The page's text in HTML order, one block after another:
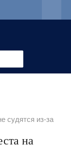
судятся из-за
на